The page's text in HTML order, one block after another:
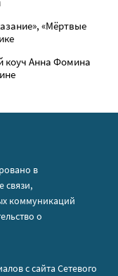
«Мёртвые
коуч Анна Фомина
в
связи,
коммуникаций
о
с сайта Сетевого